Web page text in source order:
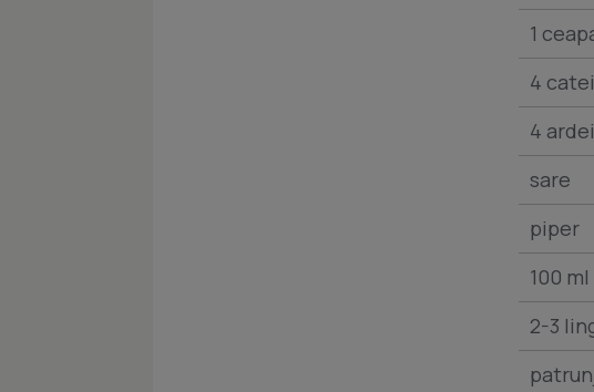
1
4
4
sare
piper
100
2-3